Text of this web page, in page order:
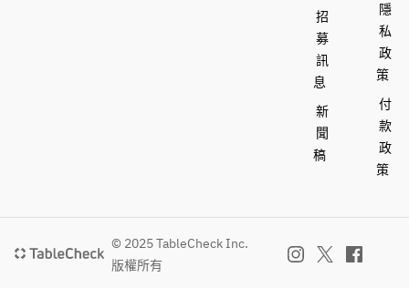
招
募
訊
息
新
聞
稿
隱
私
政
策
付
款
政
策
© 2025 TableCheck Inc.
版權所有